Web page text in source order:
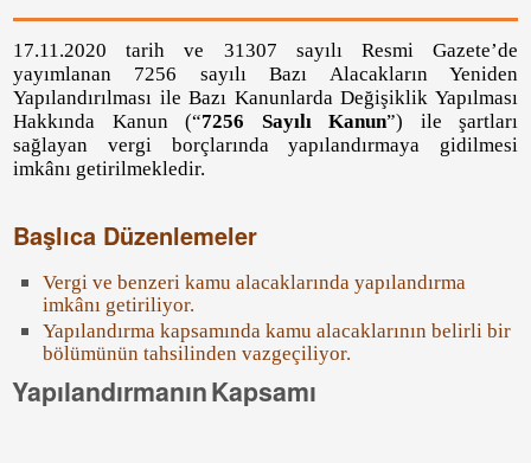
17.11.2020 tarih ve 31307 sayılı Resmi Gazete’de
yayımlanan 7256 sayılı Bazı Alacakların Yeniden
Yapılandırılması ile Bazı Kanunlarda Değişiklik Yapılması
Hakkında Kanun (“7256 Sayılı Kanun”) ile şartları
sağlayan vergi borçlarında yapılandırmaya gidilmesi
imkânı getirilmekledir.
Başlıca Düzenlemeler
Vergi ve benzeri kamu alacaklarında yapılandırma
imkânı getiriliyor.
Yapılandırma kapsamında kamu alacaklarının belirli bir
bölümünün tahsilinden vazgeçiliyor.
YapılandırmanınKapsamı